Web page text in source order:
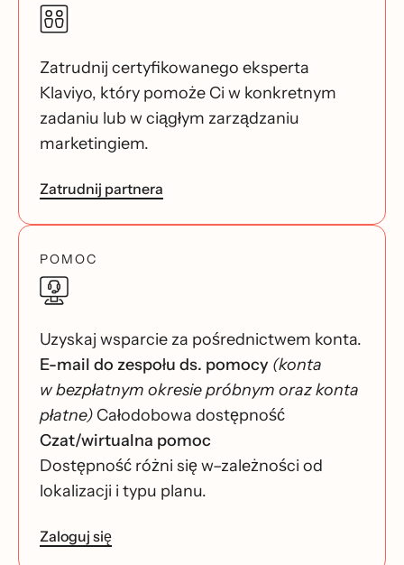
Zatrudnij certyfikowanego eksperta
Klaviyo, który pomoże Ci w konkretnym
zadaniu lub w ciągłym zarządzaniu
marketingiem.
Zatrudnij partnera
POMOC
Uzyskaj wsparcie za pośrednictwem konta.
E-mail do zespołu ds. pomocy (konta
w bezpłatnym okresie próbnym oraz konta
płatne) Całodobowa dostępność
Czat/wirtualna pomoc
Dostępność różni się w–zależności od
lokalizacji i typu planu.
Zaloguj się